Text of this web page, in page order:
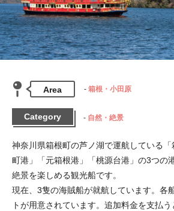
Area 箱根・小田原
Category 自然・絶景
神奈川県箱根町の芦ノ湖で運航している
町港」「元箱根港」「桃源台港」の3つの
絶景を楽しめる観光船です。
現在、3隻の海賊船が就航しています。各
トが用意されています。追加料金を支払